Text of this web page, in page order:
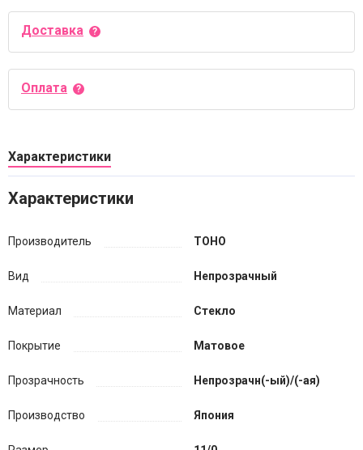
Доставка
Оплата
Характеристики
Характеристики
Производитель TOHO
Вид Непрозрачный
Материал Стекло
Покрытие Матовое
Прозрачность Непрозрачн(-ый)/(-ая)
Производство Япония